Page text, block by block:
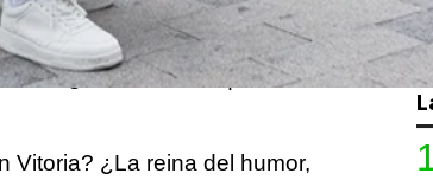
¿Dónde crees que se
Vitoria? ¿La reina del humor,